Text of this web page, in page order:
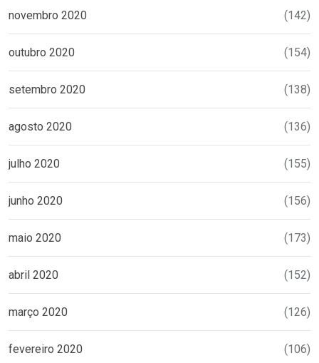
novembro 2020 (142)
outubro 2020 (154)
setembro 2020 (138)
agosto 2020 (136)
julho 2020 (155)
junho 2020 (156)
maio 2020 (173)
abril 2020 (152)
março 2020 (126)
fevereiro 2020 (106)